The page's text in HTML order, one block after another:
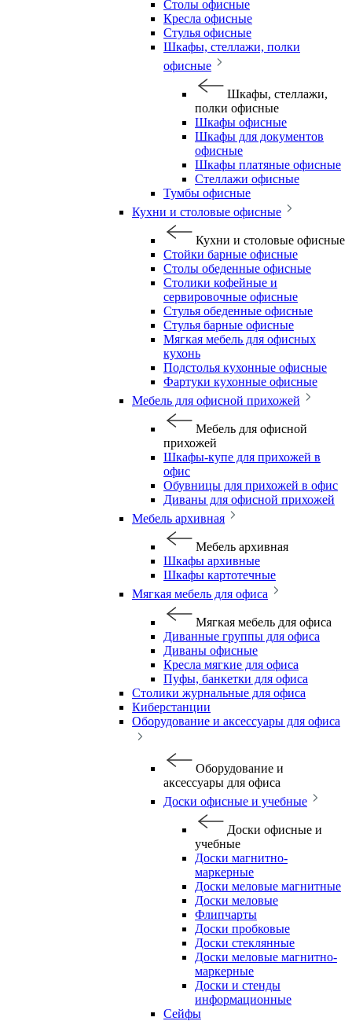
Столы офисные
Кресла офисные
Стулья офисные
Шкафы, стеллажи, полки
офисные
Шкафы, стеллажи,
полки офисные
Шкафы офисные
Шкафы для документов
офисные
Шкафы платяные офисные
Стеллажи офисные
Тумбы офисные
Кухни и столовые офисные
Кухни и столовые офисные
Стойки барные офисные
Столы обеденные офисные
Столики кофейные и
сервировочные офисные
Стулья обеденные офисные
Стулья барные офисные
Мягкая мебель для офисных
кухонь
Подстолья кухонные офисные
Фартуки кухонные офисные
Мебель для офисной прихожей
Мебель для офисной
прихожей
Шкафы-купе для прихожей в
офис
Обувницы для прихожей в офис
Диваны для офисной прихожей
Мебель архивная
Мебель архивная
Шкафы архивные
Шкафы картотечные
Мягкая мебель для офиса
Мягкая мебель для офиса
Диванные группы для офиса
Диваны офисные
Кресла мягкие для офиса
Пуфы, банкетки для офиса
Столики журнальные для офиса
Киберстанции
Оборудование и аксессуары для офиса
Оборудование и
аксессуары для офиса
Доски офисные и учебные
Доски офисные и
учебные
Доски магнитно-
маркерные
Доски меловые магнитные
Доски меловые
Флипчарты
Доски пробковые
Доски стеклянные
Доски меловые магнитно-
маркерные
Доски и стенды
информационные
Сейфы